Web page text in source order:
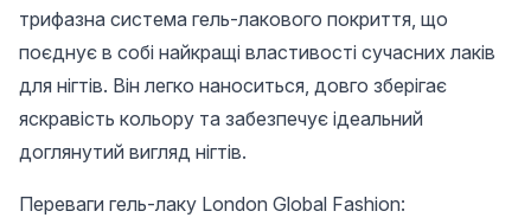
трифазна система гель-лакового покриття, що
поєднує в собі найкращі властивості сучасних лаків
для нігтів. Він легко наноситься, довго зберігає
яскравість кольору та забезпечує ідеальний
доглянутий вигляд нігтів.
Переваги гель-лаку London Global Fashion: